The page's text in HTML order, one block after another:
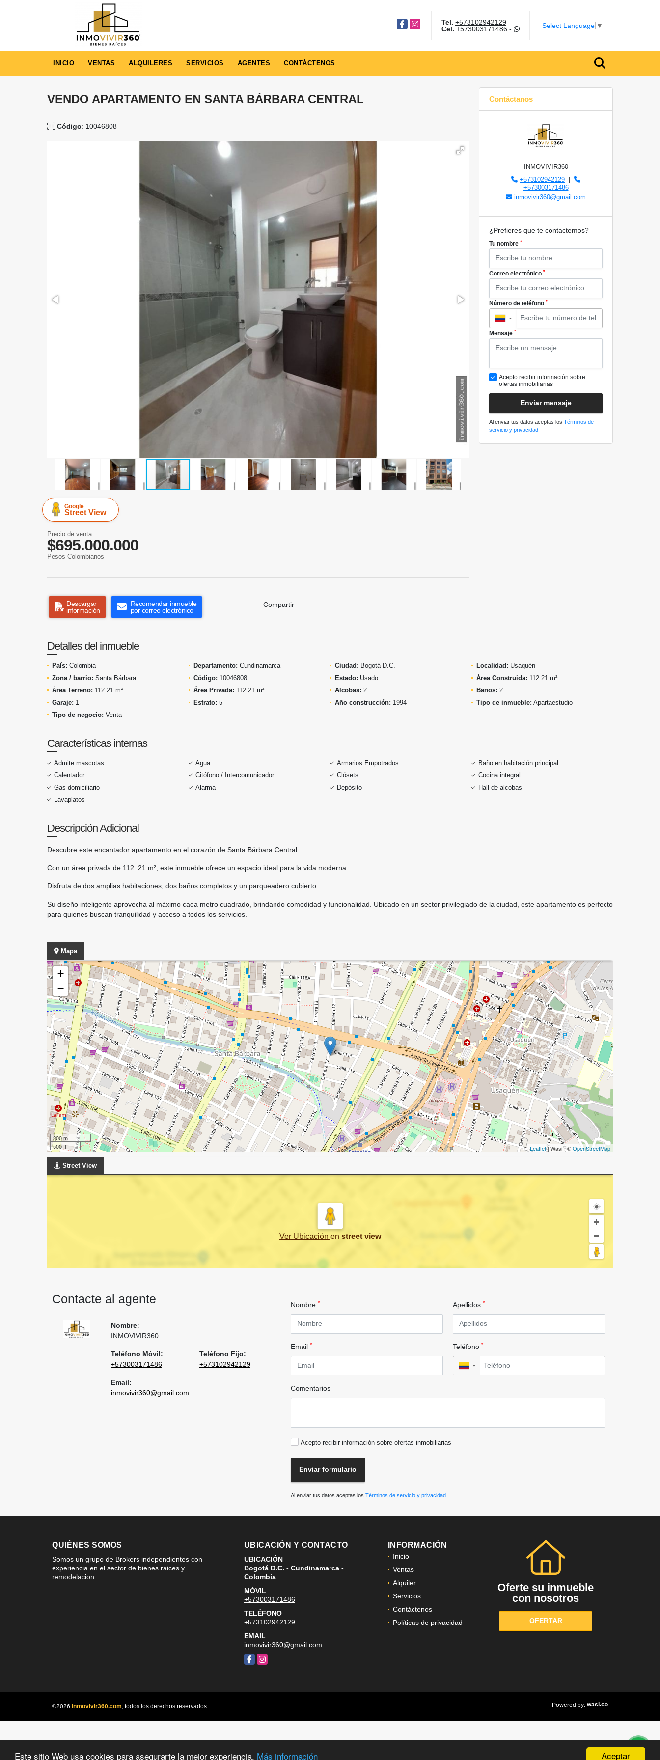
Aceptar
Este sitio Web usa cookies para asegurarte la mejor experiencia. Más información
FacebookInstagram Tel. +573102942129
Cel. +573003171486 - Select Language ▼
INICIO VENTAS ALQUILERES SERVICIOS AGENTES CONTÁCTENOS
VENDO APARTAMENTO EN SANTA BÁRBARA CENTRAL
Código: 10046808
Google
Street View
Precio de venta
$695.000.000
Pesos Colombianos
Descargar
información
Recomendar inmueble
por correo electrónico
Compartir
Contáctanos
INMOVIVIR360
+573102942129
+573003171486
inmovivir360@gmail.com
¿Prefieres que te contactemos?
Tu nombre *
Correo electrónico *
Número de teléfono *
▼
Mensaje *
Acepto recibir información sobre
ofertas inmobiliarias
Enviar mensaje
Al enviar tus datos aceptas los Términos de
servicio y privacidad
Detalles del inmueble
País: Colombia Departamento: Cundinamarca Ciudad: Bogotá D.C. Localidad: Usaquén
Zona / barrio: Santa Bárbara Código: 10046808 Estado: Usado Área Construida: 112.21 m²
Área Terreno: 112.21 m² Área Privada: 112.21 m² Alcobas: 2 Baños: 2
Garaje: 1 Estrato: 5 Año construcción: 1994 Tipo de inmueble: Apartaestudio
Tipo de negocio: Venta
Características internas
Admite mascotas Agua Armarios Empotrados
Baño en habitación principal
Calentador
Citófono / Intercomunicador Clósets
Cocina integral
Gas domiciliario
Alarma Depósito
Hall de alcobas
Lavaplatos
Descripción Adicional
Descubre este encantador apartamento en el corazón de Santa Bárbara Central.
Con un área privada de 112. 21 m², este inmueble ofrece un espacio ideal para la vida moderna.
Disfruta de dos amplias habitaciones, dos baños completos y un parqueadero cubierto.
Su diseño inteligente aprovecha al máximo cada metro cuadrado, brindando comodidad y funcionalidad. Ubicado en un sector privilegiado de la ciudad, este apartamento es perfecto
para quienes buscan tranquilidad y acceso a todos los servicios.
Mapa
+
−
200 m
500 ft
Leaflet| Wasi - ©OpenStreetMap
Street View
Ver Ubicación en street view
Contacte al agente
Nombre:
INMOVIVIR360
Teléfono Móvil:
+573003171486
Teléfono Fijo:
+573102942129
Email:
inmovivir360@gmail.com
Nombre * Apellidos *
Email * Teléfono *
▼
Comentarios
Acepto recibir información sobre ofertas inmobiliarias
Enviar formulario
Al enviar tus datos aceptas los Términos de servicio y privacidad
QUIÉNES SOMOS
Somos un grupo de Brokers independientes con
experiencia en el sector de bienes raices y
remodelacion.
UBICACIÓN Y CONTACTO
UBICACIÓN
Bogotá D.C. - Cundinamarca -
Colombia
MÓVIL
+573003171486
TELÉFONO
+573102942129
EMAIL
inmovivir360@gmail.com
FacebookInstagram
INFORMACIÓN
Inicio
Ventas
Alquiler
Servicios
Contáctenos
Políticas de privacidad
Oferte su inmueble
con nosotros
OFERTAR
©2026 inmovivir360.com, todos los derechos reservados. Powered by: wasi.co